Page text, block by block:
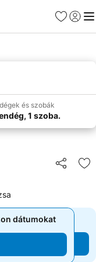
Kedvencek
és szobák
1 szoba.
dátumokat
dátumokat